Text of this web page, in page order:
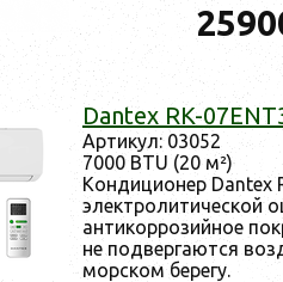
Dantex RK-
Ар­ти­кул: 03052
7000 BTU (20 м²)
Кон­ди­ци­онер Dantex
элек­тро­лити­чес­кой
ан­ти­кор­ро­зий­ное
не под­верга­ют­ся
мор­ском бе­регу.